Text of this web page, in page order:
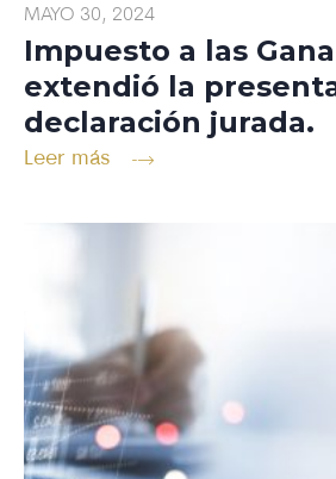
MAYO 30, 2024
Impuesto a las
extendió la
declaración jurada.
Leer más